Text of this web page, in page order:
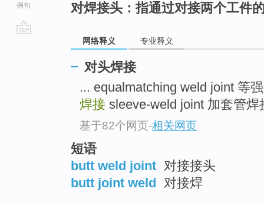
例句
对焊接头：指通过对接两个工件
网络释义 专业释义
对头焊接
... equalmatching weld joint 等
焊接 sleeve-weld joint 加套管焊
基于82个网页-相关网页
短语
butt weld joint 对接接头
butt joint weld 对接焊